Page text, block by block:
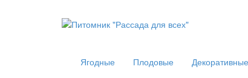
Ягодные Плодовые Декоративные